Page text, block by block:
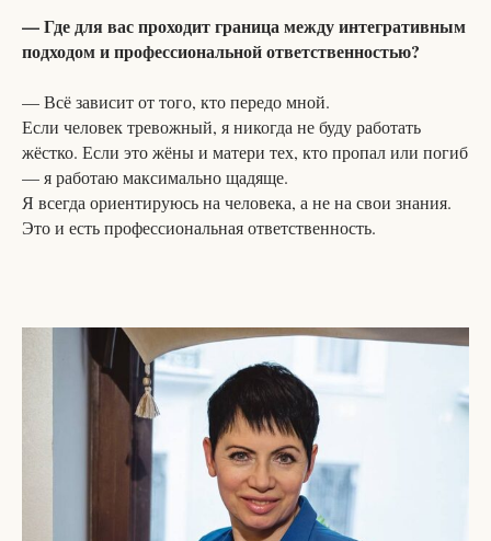
— Где для вас проходит граница между интегративным
подходом и профессиональной ответственностью?
— Всё зависит от того, кто передо мной.
Если человек тревожный, я никогда не буду работать
жёстко. Если это жёны и матери тех, кто пропал или погиб
— я работаю максимально щадяще.
Я всегда ориентируюсь на человека, а не на свои знания.
Это и есть профессиональная ответственность.